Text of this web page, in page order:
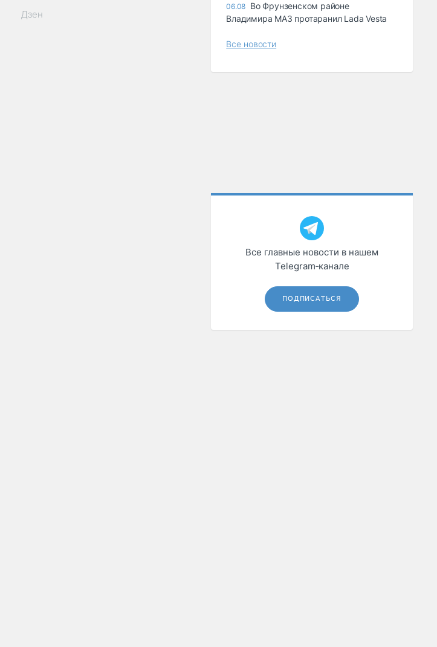
Дзен
06.08 Во Фрунзенском районе
Владимира МАЗ протаранил Lada Vesta
Все новости
Все главные новости в нашем
Telegram‑канале
ПОДПИСАТЬСЯ